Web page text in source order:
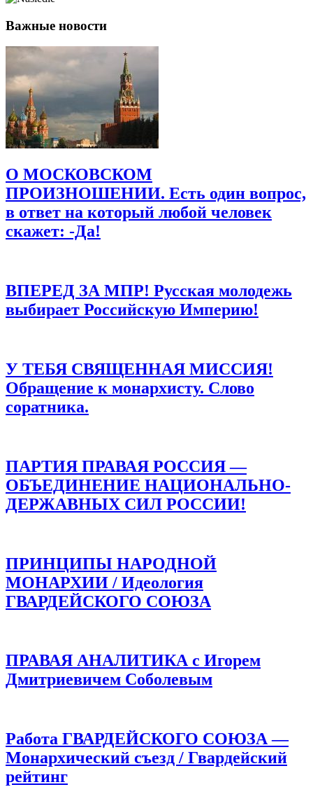
Сайт
Сохранить моё имя, email и адрес сайта в этом браузере для
последующих моих комментариев.
Важные новости
О МОСКОВСКОМ
ПРОИЗНОШЕНИИ. Есть один вопрос,
в ответ на который любой человек
скажет: -Да!
ВПЕРЕД ЗА МПР! Русская молодежь
выбирает Российскую Империю!
У ТЕБЯ СВЯЩЕННАЯ МИССИЯ!
Обращение к монархисту. Слово
соратника.
ПАРТИЯ ПРАВАЯ РОССИЯ —
ОБЪЕДИНЕНИЕ НАЦИОНАЛЬНО-
ДЕРЖАВНЫХ СИЛ РОССИИ!
ПРИНЦИПЫ НАРОДНОЙ
МОНАРХИИ / Идеология
ГВАРДЕЙСКОГО СОЮЗА
ПРАВАЯ АНАЛИТИКА с Игорем
Дмитриевичем Соболевым
Работа ГВАРДЕЙСКОГО СОЮЗА —
Монархический съезд / Гвардейский
рейтинг